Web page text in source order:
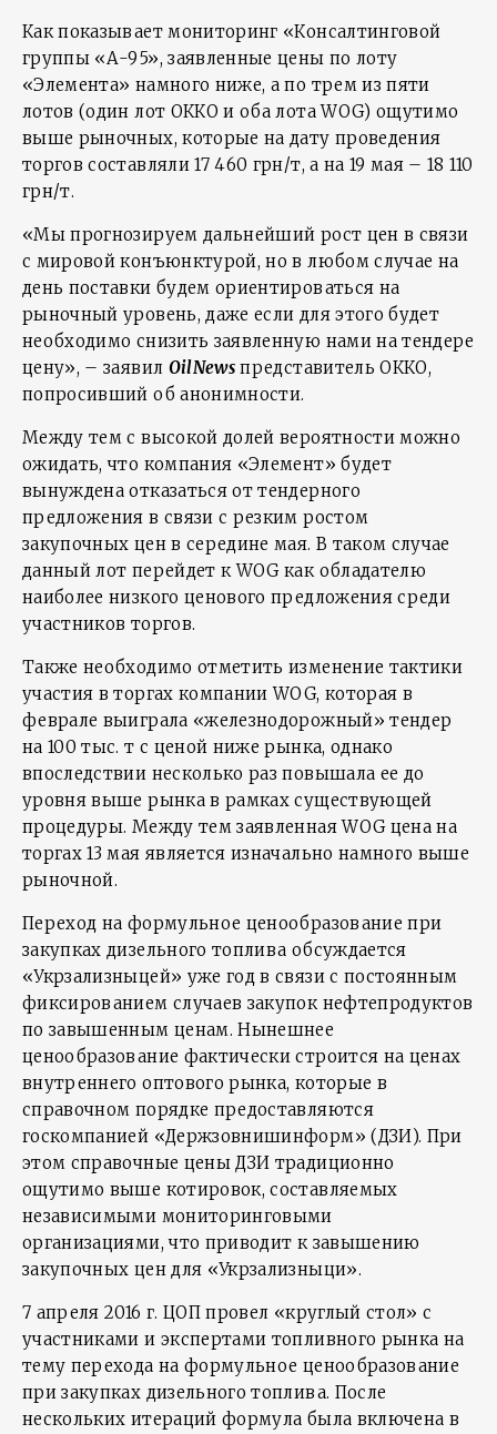
Как показывает мониторинг «Консалтинговой
группы «А-95», заявленные цены по лоту
«Элемента» намного ниже, а по трем из пяти
лотов (один лот ОККО и оба лота WOG) ощутимо
выше рыночных, которые на дату проведения
торгов составляли 17 460 грн/т, а на 19 мая – 18 110
грн/т.
«Мы прогнозируем дальнейший рост цен в связи
с мировой конъюнктурой, но в любом случае на
день поставки будем ориентироваться на
рыночный уровень, даже если для этого будет
необходимо снизить заявленную нами на тендере
цену», – заявил OilNews представитель ОККО,
попросивший об анонимности.
Между тем с высокой долей вероятности можно
ожидать, что компания «Элемент» будет
вынуждена отказаться от тендерного
предложения в связи с резким ростом
закупочных цен в середине мая. В таком случае
данный лот перейдет к WOG как обладателю
наиболее низкого ценового предложения среди
участников торгов.
Также необходимо отметить изменение тактики
участия в торгах компании WOG, которая в
феврале выиграла «железнодорожный» тендер
на 100 тыс. т с ценой ниже рынка, однако
впоследствии несколько раз повышала ее до
уровня выше рынка в рамках существующей
процедуры. Между тем заявленная WOG цена на
торгах 13 мая является изначально намного выше
рыночной.
Переход на формульное ценообразование при
закупках дизельного топлива обсуждается
«Укрзализныцей» уже год в связи с постоянным
фиксированием случаев закупок нефтепродуктов
по завышенным ценам. Нынешнее
ценообразование фактически строится на ценах
внутреннего оптового рынка, которые в
справочном порядке предоставляются
госкомпанией «Держзовнишинформ» (ДЗИ). При
этом справочные цены ДЗИ традиционно
ощутимо выше котировок, составляемых
независимыми мониторинговыми
организациями, что приводит к завышению
закупочных цен для «Укрзализныци».
7 апреля 2016 г. ЦОП провел «круглый стол» с
участниками и экспертами топливного рынка на
тему перехода на формульное ценообразование
при закупках дизельного топлива. После
нескольких итераций формула была включена в